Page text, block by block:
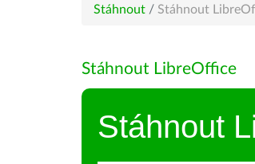
Stáhnout / Stáhnout
Stáhnout LibreOffice
Stáhnout